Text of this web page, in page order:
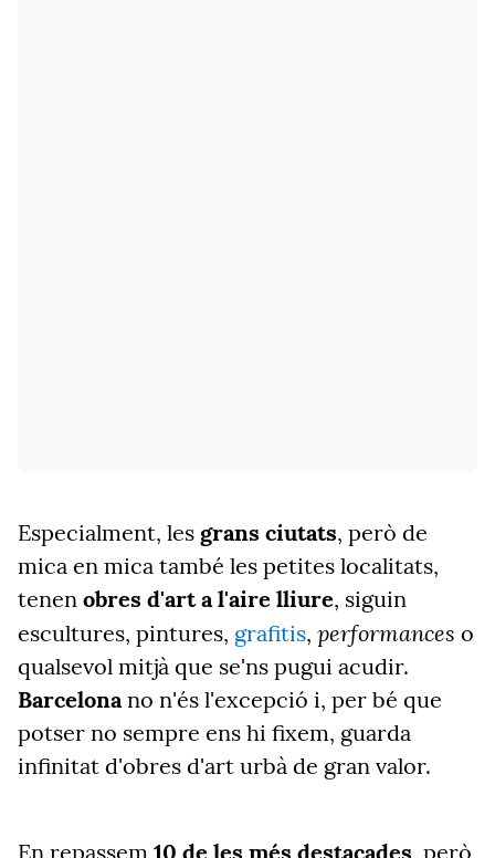
Especialment, les grans ciutats, però de
mica en mica també les petites localitats,
tenen obres d'art a l'aire lliure, siguin
escultures, pintures, grafitis, performances o
qualsevol mitjà que se'ns pugui acudir.
Barcelonano n'és l'excepció i, per bé que
potser no sempre ens hi fixem, guarda
infinitat d'obres d'art urbà de gran valor.
En repassem 10 de les més destacades, però